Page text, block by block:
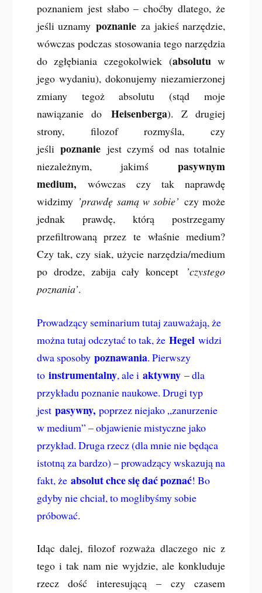
poznaniem jest słabo – choćby dlatego, że
jeśli uznamy poznanieza jakieś narzędzie,
wówczas podczas stosowania tego narzędzia
do zgłębiania czegokolwiek (absolutu w
jego wydaniu), dokonujemy niezamierzonej
zmiany tegoż absolutu (stąd moje
nawiązanie do Heisenberga). Z drugiej
strony, filozof rozmyśla, czy
jeślipoznaniejest czymś od nas totalnie
niezależnym, jakimśpasywnym
medium, wówczas czy tak naprawdę
widzimy ’prawdę samą w sobie’ czy może
jednak prawdę, którą postrzegamy
przefiltrowaną przez te właśnie medium?
Czy tak, czy siak, użycie narzędzia/medium
po drodze, zabija cały koncept ’czystego
poznania’.
Prowadzący seminarium tutaj zauważają, że
można tutaj odczytać to tak, że Hegel widzi
dwa sposoby poznawania. Pierwszy
to instrumentalny, ale i aktywny – dla
przykładu poznanie naukowe. Drugi typ
jest pasywny, poprzez niejako „zanurzenie
w medium” – objawienie mistyczne jako
przykład. Druga rzecz (dla mnie nie będąca
istotną za bardzo) – prowadzący wskazują na
fakt, że absolut chce się dać poznać! Bo
gdyby nie chciał, to moglibyśmy sobie
próbować.
Idąc dalej, filozof rozważa dlaczego nic z
tego i tak nam nie wyjdzie, ale konkluduje
rzecz dość interesującą – czy czasem